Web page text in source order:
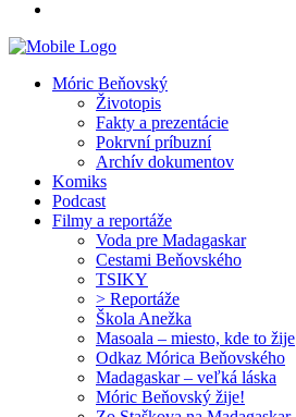
Móric Beňovský
Životopis
Fakty a prezentácie
Pokrvní príbuzní
Archív dokumentov
Komiks
Podcast
Filmy a reportáže
Voda pre Madagaskar
Cestami Beňovského
TSIKY
> Reportáže
Škola Anežka
Masoala – miesto, kde to žije
Odkaz Mórica Beňovského
Madagaskar – veľká láska
Móric Beňovský žije!